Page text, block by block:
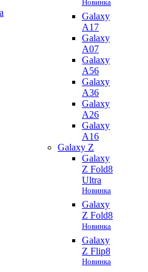
Новинка
Galaxy
A17
Galaxy
A07
Galaxy
A56
Galaxy
A36
Galaxy
A26
Galaxy
A16
Galaxy Z
Galaxy
Z Fold8
Ultra
Новинка
Galaxy
Z Fold8
Новинка
Galaxy
Z Flip8
Новинка